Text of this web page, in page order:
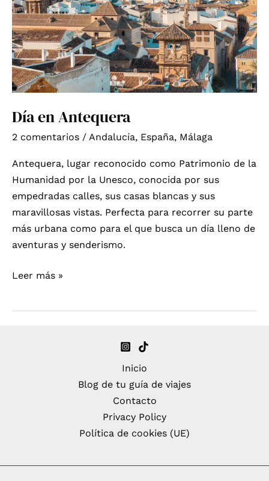
Día en Antequera
2 comentarios / Andalucía, España, Málaga
Antequera, lugar reconocido como Patrimonio de la
Humanidad por la Unesco, conocida por sus
empedradas calles, sus casas blancas y sus
maravillosas vistas. Perfecta para recorrer su parte
más urbana como para el que busca un día lleno de
aventuras y senderismo.
Día
Leer más »
Inicio
Blog de tu guía de viajes
Contacto
Privacy Policy
Política de cookies (UE)